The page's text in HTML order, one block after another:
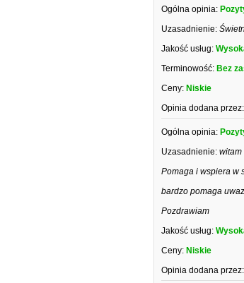
Ogólna opinia:
Uzasadnienie:
Jakość usług:
Terminowość: Bez
Ceny: Niskie
Opinia dodana przez:
Ogólna opinia:
Uzasadnienie: witam
Pomaga i wspiera w
bardzo pomaga
Pozdrawiam
Jakość usług:
Ceny: Niskie
Opinia dodana przez: